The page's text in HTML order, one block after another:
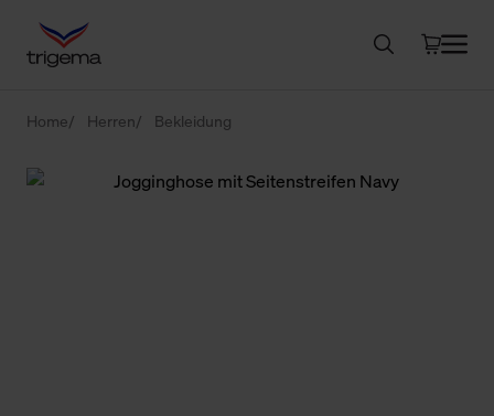
Home Herren Bekleidung